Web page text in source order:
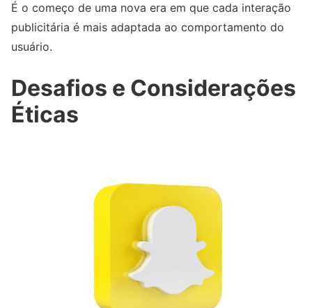
É o começo de uma nova era em que cada interação
publicitária é mais adaptada ao comportamento do
usuário.
Desafios e Considerações
Éticas